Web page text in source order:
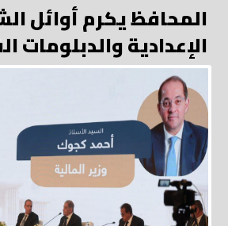
المحافظ يكرم أوائل
الإعدادية والدبلومات